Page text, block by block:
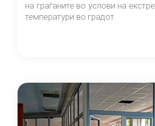
на граѓаните во услови на
температури во градот.